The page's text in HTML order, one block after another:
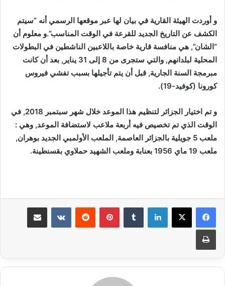
و أوردت الهيئة القارية في بيان لها عبر موقعها الرسمي أنه ”سيتم
الكشف عن التاريخ الجديد للقرعة في الوقت المناسب”.و معلوم أن
“الشان”, هي منافسة قارية خاصة باللاعبين الناشطين في البطولات
المحلية لبلدانهم, والتي ستجرى من 8 إلى 31 يناير, بعد أن كانت
مبرمجة السنة الجارية, قبل أن يتم تأجيلها بسبب تفشي فيروس
كورونا (كوفيد-19).
و تم اختيار الجزائر لتنظيم هذا الموعد خلال شهر سبتمبر 2018, في
الوقت الذي تم تخصيص فيه أربعة ملاعب لاستضافة الموعد, وهي :
ملعب 5 جويلية بالجزائر العاصمة, الملعب الأولمبي الجديد بوهران,
ملعب 19 ماي 1956 بعنابة وملعب الشهيد حملاوي بقسنطينة.
لينكدإن بينتيريست
طباعة